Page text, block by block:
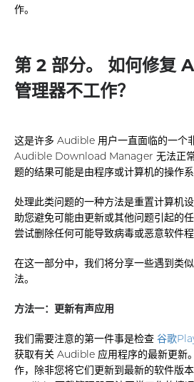
作。
第 2 部分。 如何修复
管理器不工作？
这是许多 Audible 用户一直面临的一个
Audible Download Manager 无法正常
题的结果可能是由程序或计算机的操作系
处理此类问题的一种方法是重置计算机
助您避免可能由更新或其他问题引起的
尝试删除任何可能导致病毒或恶意软件程
在这一部分中，我们将分享一些遇到类
法。
方法一：更新有声应用
我们需要注意的第一件事是检查 谷歌
获取有关 Audible 应用程序的最新更新
作，除非您将它们更新到最新的软件版